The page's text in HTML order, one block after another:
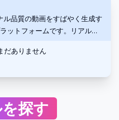
品質の動画をすばやく生成す
ットフォームです。リアルな
だありません
探す